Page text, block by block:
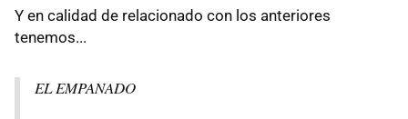
Y en calidad de relacionado con los anteriores
tenemos...
EL EMPANADO